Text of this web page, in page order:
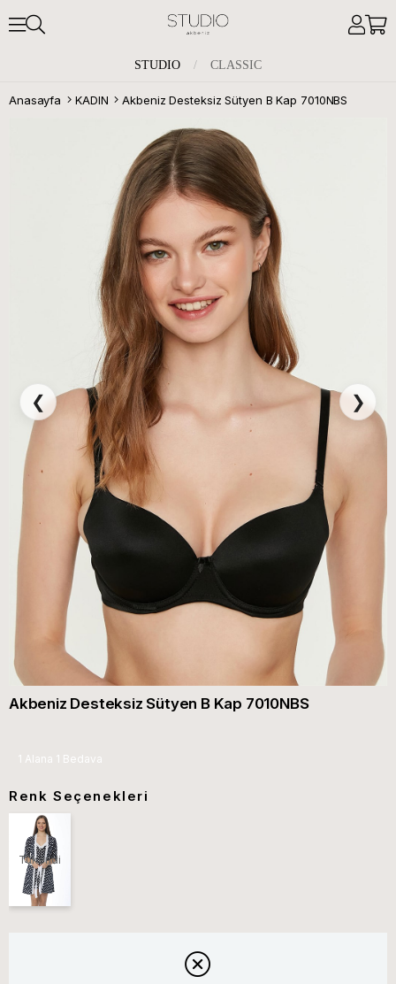
STUDIO / CLASSIC
Anasayfa KADIN Akbeniz Desteksiz Sütyen B Kap 7010NBS
❮ ❯
Akbeniz Desteksiz Sütyen B Kap 7010NBS
1 Alana 1 Bedava
Renk Seçenekleri
Tükendi